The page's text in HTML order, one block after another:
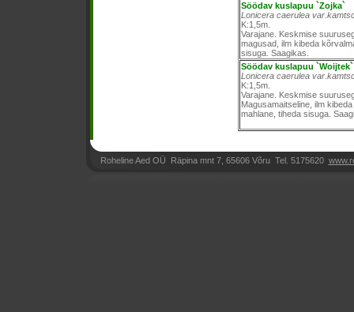
Söödav kuslapuu `Zojka`
Lonicera caerulea
K:1,5m.
Varajane. Keskmise
magusad, ilm kibeda
sisuga. Saagikas.
Söödav kuslapuu `Woijtek`
Lonicera caerulea
K:1,5m.
Varajane. Keskmise
Magusamaitseline, ilm
mahlane, tiheda sisuga.
Roheline Aed OÜ Räpina mnt 7, 65606 Võru Tel. 5175620